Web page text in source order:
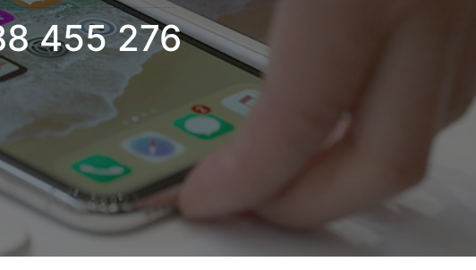
455 276